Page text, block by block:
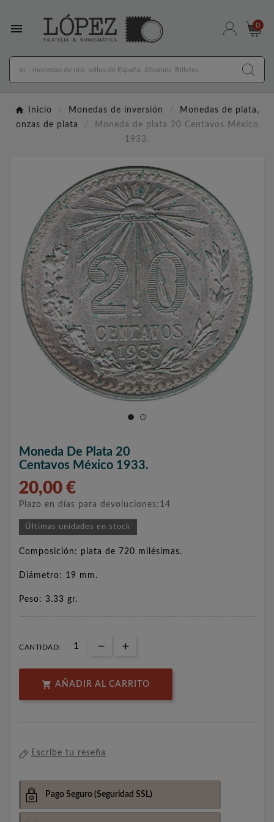
 0
Inicio Monedas de inversión
Monedas de plata,
onzas de plata
Moneda de plata 20 Centavos México
1933.
Moneda De Plata 20
Centavos México 1933.
20,00 €
Plazo en días para devoluciones:14
Últimas unidades en stock
Composición: plata de 720 milésimas.
Diámetro: 19 mm.
Peso: 3.33 gr.
CANTIDAD:
 AÑADIR AL CARRITO
Escribe tu reseña
Pago Seguro (Seguridad SSL)